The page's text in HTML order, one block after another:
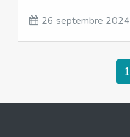
26 septembre 2024
1